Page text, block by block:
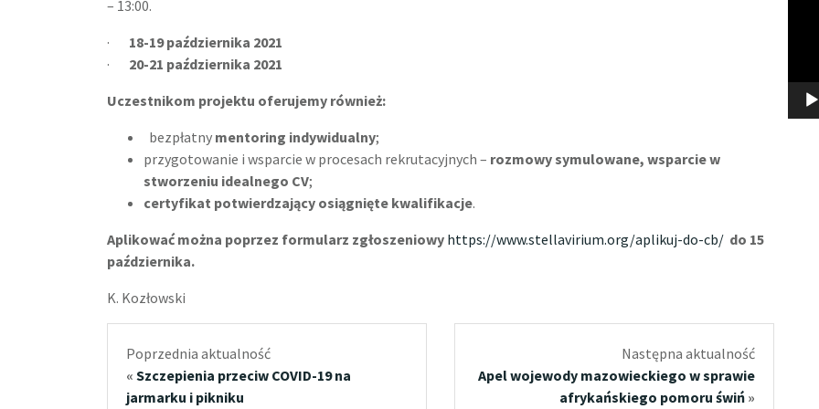
– 13:00.
· 18-19 października 2021
· 20-21 października 2021
Uczestnikom projektu oferujemy również:
bezpłatny mentoring indywidualny;
przygotowanie i wsparcie w procesach rekrutacyjnych – rozmowy symulowane, wsparcie w
stworzeniu idealnego CV;
certyfikat potwierdzający osiągnięte kwalifikacje.
Aplikować można poprzez formularz zgłoszeniowy https://www.stellavirium.org/aplikuj-do-cb/ do 15
października.
K. Kozłowski
Poprzednia aktualność
« Szczepienia przeciw COVID-19 na
jarmarku i pikniku
Następna aktualność
Apel wojewody mazowieckiego w sprawie
afrykańskiego pomoru świń »